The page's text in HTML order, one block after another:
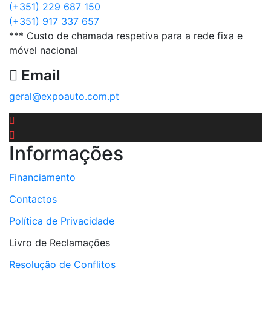
(+351) 229 687 150
(+351) 917 337 657
*** Custo de chamada respetiva para a rede fixa e
móvel nacional
Email
geral@expoauto.com.pt
Informações
Financiamento
Contactos
Política de Privacidade
Livro de Reclamações
Resolução de Conflitos